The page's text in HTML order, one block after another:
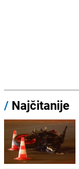
/ Najčitanije